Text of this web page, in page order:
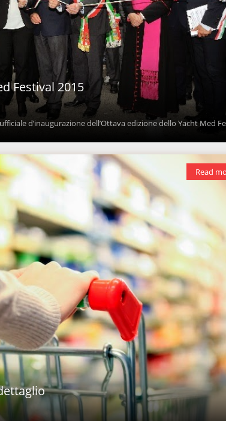
Festival 2015
d’inaugurazione dell’Ottava edizione dello Yacht Med
Read